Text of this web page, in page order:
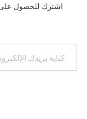
اشترك للحصول على
كتابة بريدك الإلكتروني...